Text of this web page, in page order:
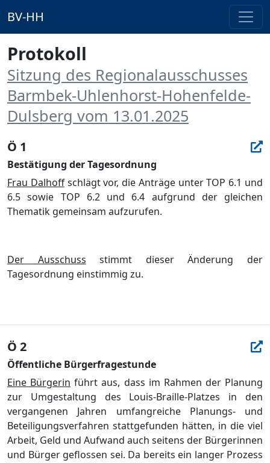
BV-HH
Protokoll
Sitzung des Regionalausschusses
Barmbek-Uhlenhorst-Hohenfelde-
Dulsberg vom 13.01.2025
Ö 1
Bestätigung der Tagesordnung
Frau Dalhoffschlägt vor, die Anträge unter TOP 6.1 und
6.5 sowie TOP 6.2 und 6.4 aufgrund der gleichen
Thematik gemeinsam aufzurufen.
Der Ausschuss stimmt dieser Änderung der
Tagesordnung einstimmig zu.
Ö 2
Öffentliche Bürgerfragestunde
Eine Bürgerin führt aus, dass im Rahmen der Planung
zur Umgestaltung des Louis-Braille-Platzes in den
vergangenen Jahren umfangreiche Planungs- und
Beteiligungsverfahren stattgefunden hätten, in die viel
Arbeit, Geld und Aufwand auch seitens der Bürgerinnen
und Bürger geflossen sei. Da bereits ein langer Prozess